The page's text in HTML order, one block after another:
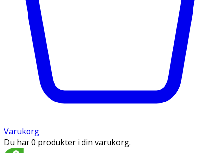
Varukorg
Du har 0 produkter i din varukorg.